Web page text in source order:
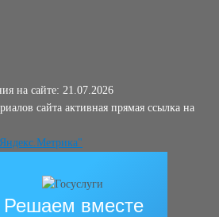
на сайте: 21.07.2026
сайта активная прямая ссылка на
Решаем вместе